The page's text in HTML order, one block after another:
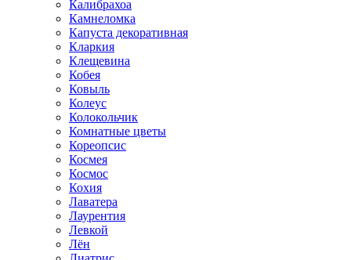
Калибрахоа
Камнеломка
Капуста декоративная
Кларкия
Клещевина
Кобея
Ковыль
Колеус
Колокольчик
Комнатные цветы
Кореопсис
Космея
Космос
Кохия
Лаватера
Лаурентия
Левкой
Лён